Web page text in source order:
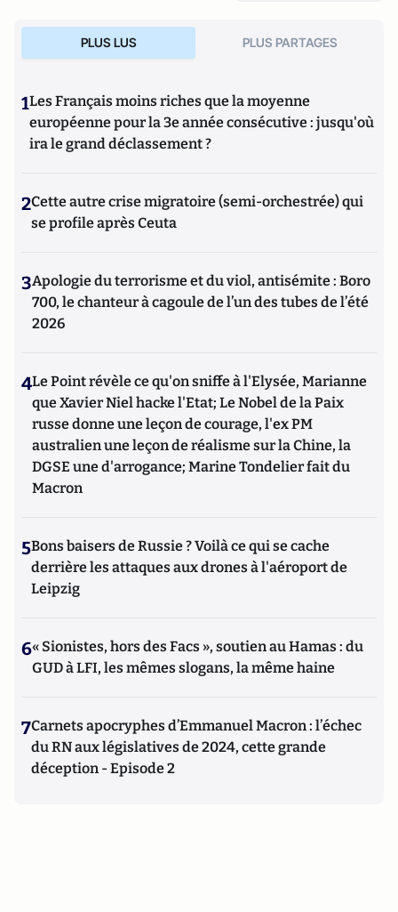
PLUS LUS PLUS PARTAGES
1Les Français moins riches que la moyenne
européenne pour la 3e année consécutive : jusqu'où
ira le grand déclassement ?
2Cette autre crise migratoire (semi-orchestrée) qui
se profile après Ceuta
3Apologie du terrorisme et du viol, antisémite : Boro
700, le chanteur à cagoule de l’un des tubes de l’été
2026
4Le Point révèle ce qu'on sniffe à l'Elysée, Marianne
que Xavier Niel hacke l'Etat; Le Nobel de la Paix
russe donne une leçon de courage, l'ex PM
australien une leçon de réalisme sur la Chine, la
DGSE une d'arrogance; Marine Tondelier fait du
Macron
5Bons baisers de Russie ? Voilà ce qui se cache
derrière les attaques aux drones à l'aéroport de
Leipzig
6« Sionistes, hors des Facs », soutien au Hamas : du
GUD à LFI, les mêmes slogans, la même haine
7Carnets apocryphes d’Emmanuel Macron : l’échec
du RN aux législatives de 2024, cette grande
déception - Episode 2